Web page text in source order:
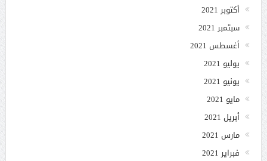
أكتوبر 2021
سبتمبر 2021
أغسطس 2021
يوليو 2021
يونيو 2021
مايو 2021
أبريل 2021
مارس 2021
فبراير 2021